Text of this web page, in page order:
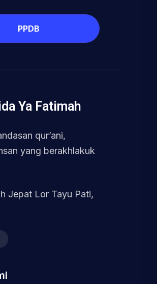
PPDB
Ya Fatimah
qur’ani,
yang berakhlakuk
Jepat Lor Tayu Pati,